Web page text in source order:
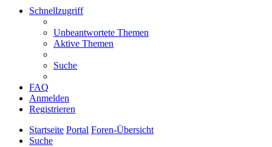
Schnellzugriff
Unbeantwortete Themen
Aktive Themen
Suche
FAQ
Anmelden
Registrieren
Startseite Portal Foren-Übersicht
Suche